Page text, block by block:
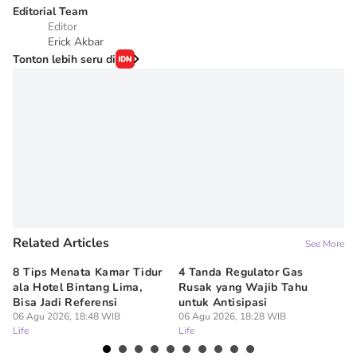
Editorial Team
Editor
Erick Akbar
Tonton lebih seru di
Related Articles See More
8 Tips Menata Kamar Tidur
ala Hotel Bintang Lima,
Bisa Jadi Referensi
06 Agu 2026, 18:48 WIB
Life
4 Tanda Regulator Gas
Rusak yang Wajib Tahu
untuk Antisipasi
06 Agu 2026, 18:28 WIB
Life